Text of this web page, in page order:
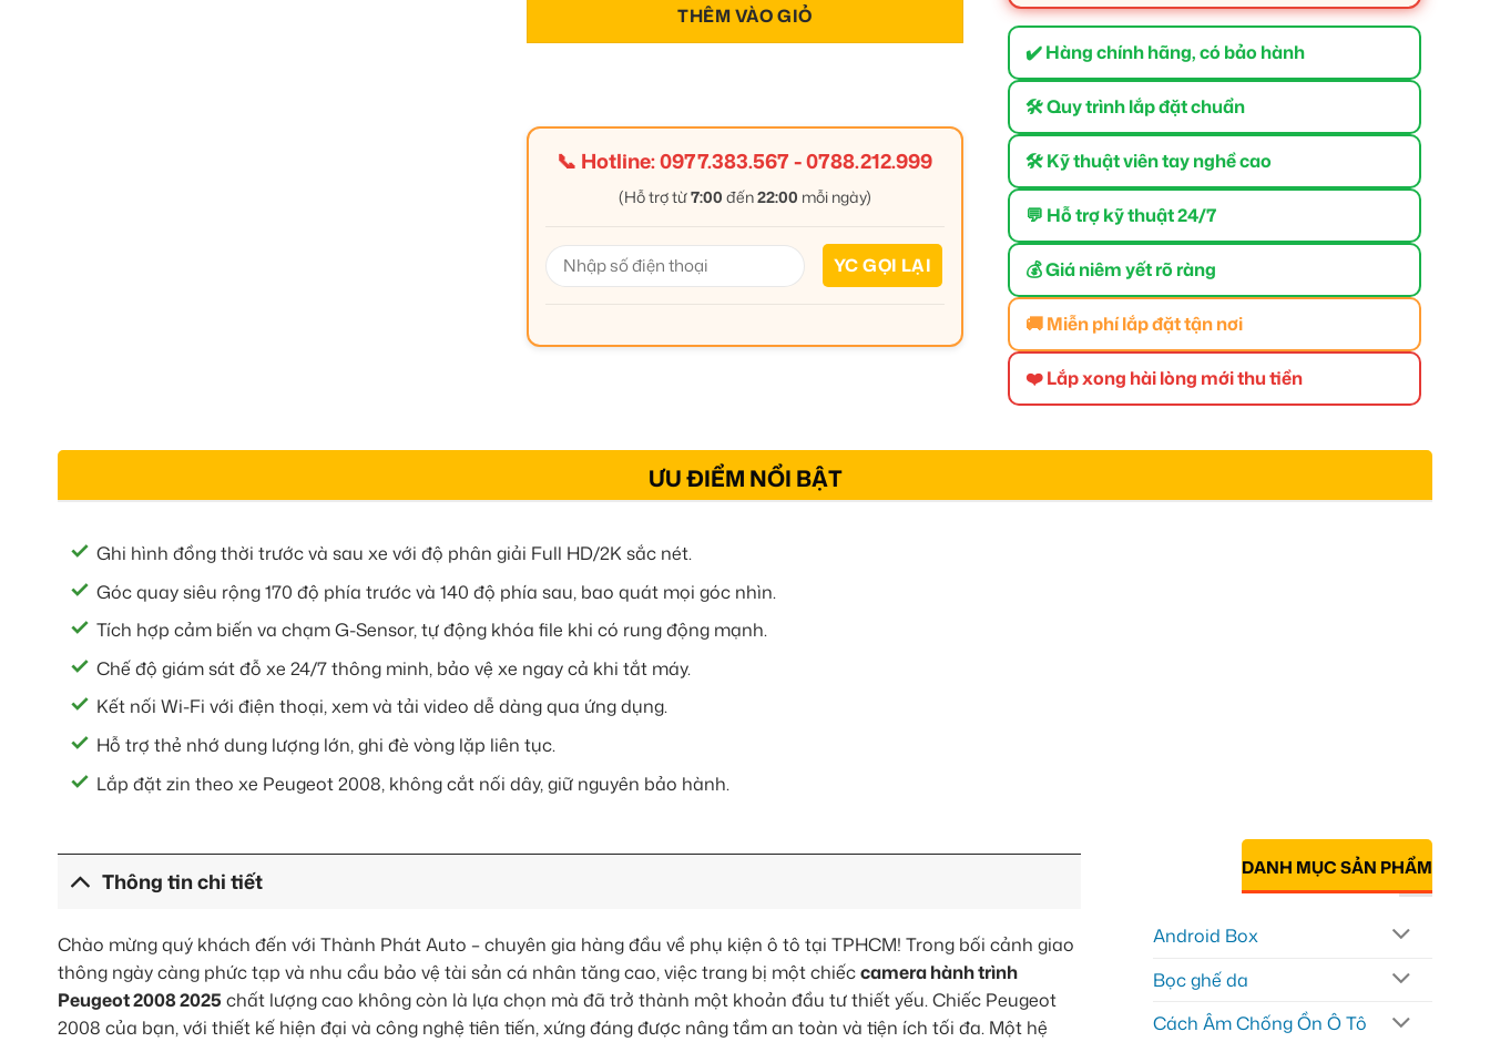
THÊM VÀO GIỎ
📞 Hotline:0977.383.567-0788.212.999
(Hỗ trợ từ7:00 đến22:00 mỗi ngày)
✔️ Hàng chính hãng, có bảo hành
🛠 Quy trình lắp đặt chuẩn
🛠 Kỹ thuật viên tay nghề cao
💬 Hỗ trợ kỹ thuật 24/7
💰 Giá niêm yết rõ ràng
🚚 Miễn phí lắp đặt tận nơi
❤️ Lắp xong hài lòng mới thu tiền
ƯU ĐIỂM NỔI BẬT
Ghi hình đồng thời trước và sau xe với độ phân giải Full HD/2K sắc nét.
Góc quay siêu rộng 170 độ phía trước và 140 độ phía sau, bao quát mọi góc nhìn.
Tích hợp cảm biến va chạm G-Sensor, tự động khóa file khi có rung động mạnh.
Chế độ giám sát đỗ xe 24/7 thông minh, bảo vệ xe ngay cả khi tắt máy.
Kết nối Wi-Fi với điện thoại, xem và tải video dễ dàng qua ứng dụng.
Hỗ trợ thẻ nhớ dung lượng lớn, ghi đè vòng lặp liên tục.
Lắp đặt zin theo xe Peugeot 2008, không cắt nối dây, giữ nguyên bảo hành.
Thông tin chi tiết
Chào mừng quý khách đến với Thành Phát Auto – chuyên gia hàng đầu về phụ kiện ô tô tại TPHCM! Trong bối cảnh giao
thông ngày càng phức tạp và nhu cầu bảo vệ tài sản cá nhân tăng cao, việc trang bị một chiếccamera hành trình
Peugeot 2008 2025 chất lượng cao không còn là lựa chọn mà đã trở thành một khoản đầu tư thiết yếu. Chiếc Peugeot
2008 của bạn, với thiết kế hiện đại và công nghệ tiên tiến, xứng đáng được nâng tầm an toàn và tiện ích tối đa. Một hệ
DANH MỤC SẢN PHẨM
Android Box
Bọc ghế da
Cách Âm Chống Ồn Ô Tô